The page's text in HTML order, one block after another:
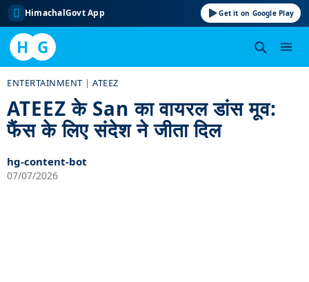
HimachalGovt App Get it on Google Play
H G
content
ENTERTAINMENT |ATEEZ
ATEEZ के San का वायरल डांस मूव:
फैंस के लिए संदेश ने जीता दिल
hg-content-bot
07/07/2026